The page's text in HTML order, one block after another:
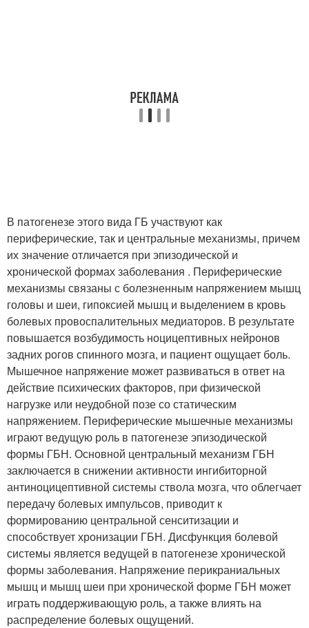
В патогенезе этого вида ГБ участвуют как
периферические, так и центральные механизмы, причeм
их значение отличается при эпизодической и
хронической формах заболевания . Периферические
механизмы связаны с болезненным напряжением мышц
головы и шеи, гипоксией мышц и выделением в кровь
болевых провоспалительных медиаторов. В результате
повышается возбудимость ноцицептивных нейронов
задних рогов спинного мозга, и пациент ощущает боль.
Мышечное напряжение может развиваться в ответ на
действие психических факторов, при физической
нагрузке или неудобной позе со статическим
напряжением. Периферические мышечные механизмы
играют ведущую роль в патогенезе эпизодической
формы ГБН. Основной центральный механизм ГБН
заключается в снижении активности ингибиторной
антиноцицептивной системы ствола мозга, что облегчает
передачу болевых импульсов, приводит к
формированию центральной сенситизации и
способствует хронизации ГБН. Дисфункция болевой
системы является ведущей в патогенезе хронической
формы заболевания. Напряжение перикраниальных
мышц и мышц шеи при хронической форме ГБН может
играть поддерживающую роль, а также влиять на
распределение болевых ощущений.